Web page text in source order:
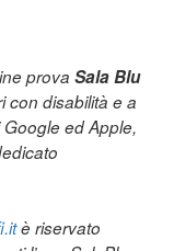
prova Sala Blu
con disabilità e a
ed Apple,
è riservato